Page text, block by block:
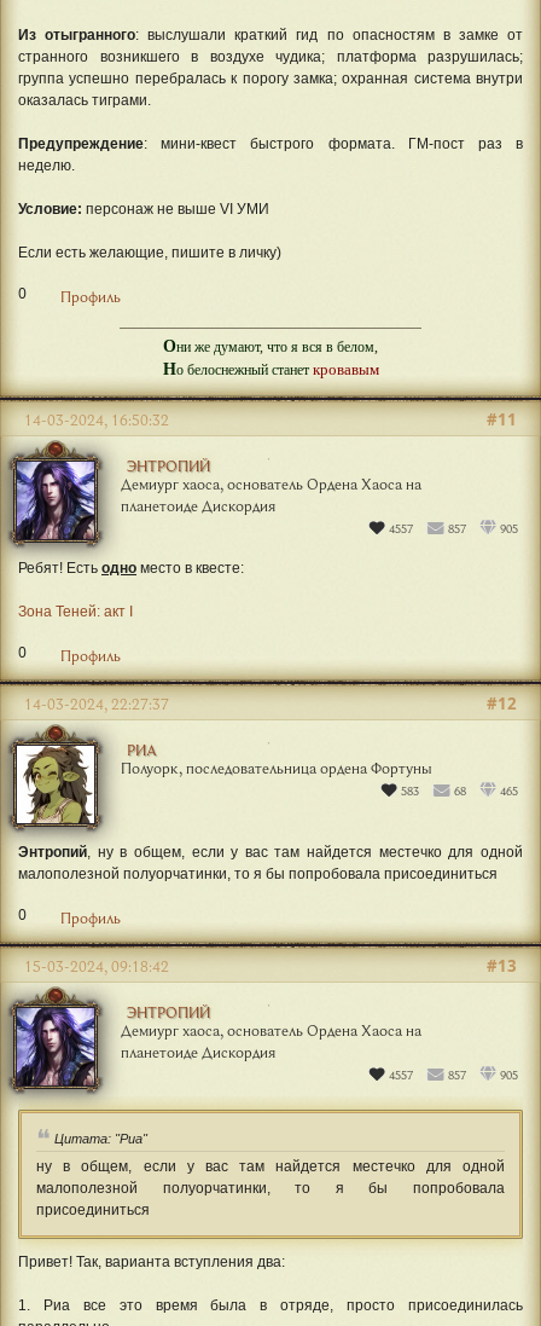
Из отыгранного: выслушали краткий гид по опасностям в замке от
странного возникшего в воздухе чудика; платформа разрушилась;
группа успешно перебралась к порогу замка; охранная система внутри
оказалась тиграми.
Предупреждение: мини-квест быстрого формата. ГМ-пост раз в
неделю.
Условие: персонаж не выше VI УМИ
Если есть желающие, пишите в личку)
0 Профиль
Они же думают, что я вся в белом,
Но белоснежный станет кровавым
ЭНТРОПИЙ
Демиург хаоса, основатель Ордена Хаоса на
планетоиде Дискордия
4557 857 905
#11
14-03-2024, 16:50:32
Ребят! Есть одно место в квесте:
Зона Теней: акт I
0 Профиль
РИА
Полуорк, последовательница ордена Фортуны
583 68 465
#12
14-03-2024, 22:27:37
Энтропий, ну в общем, если у вас там найдется местечко для одной
малополезной полуорчатинки, то я бы попробовала присоединиться
0 Профиль
ЭНТРОПИЙ
Демиург хаоса, основатель Ордена Хаоса на
планетоиде Дискордия
15-03-2024, 09:18:42
Цитата: "Риа"
малополезной полуорчатинки, то я бы попробовала